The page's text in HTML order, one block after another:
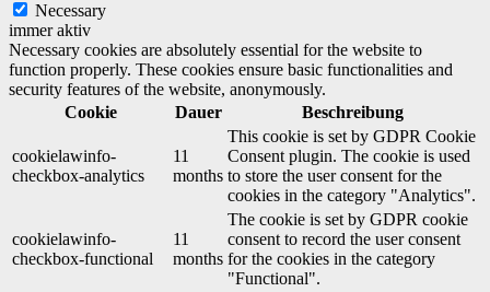
Necessary
immer aktiv
Necessary cookies are absolutely essential for the website to
function properly. These cookies ensure basic functionalities and
security features of the website, anonymously.
Cookie
Dauer Beschreibung
cookielawinfo-
checkbox-analytics
11
months
This cookie is set by GDPR Cookie
Consent plugin. The cookie is used
to store the user consent for the
cookies in the category "Analytics".
cookielawinfo-
checkbox-functional
11
months
The cookie is set by GDPR cookie
consent to record the user consent
for the cookies in the category
"Functional".